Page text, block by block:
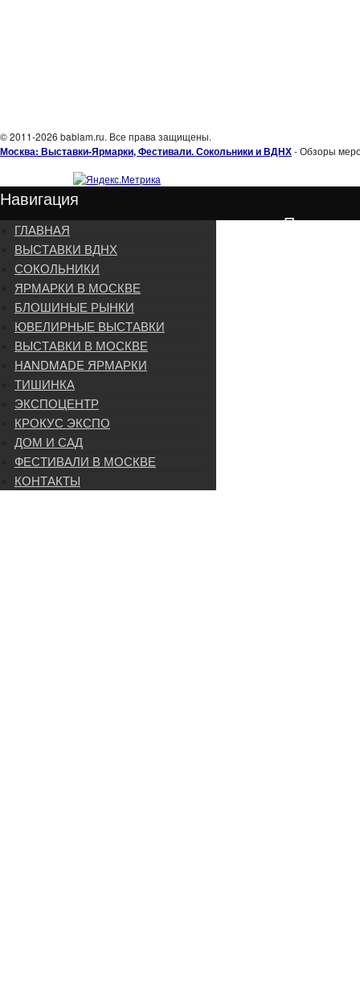
© 2011-2026 bablam.ru. Все права защищены.
Москва: Выставки-Ярмарки, Фестивали. Сокольники и ВДНХ- Обзоры
Навигация
Подписка
ГЛАВНАЯ
ВЫСТАВКИ ВДНХ
СОКОЛЬНИКИ
ЯРМАРКИ В МОСКВЕ
БЛОШИНЫЕ РЫНКИ
ЮВЕЛИРНЫЕ ВЫСТАВКИ
ВЫСТАВКИ В МОСКВЕ
HANDMADE ЯРМАРКИ
ТИШИНКА
ЭКСПОЦЕНТР
КРОКУС ЭКСПО
ДОМ И САД
ФЕСТИВАЛИ В МОСКВЕ
КОНТАКТЫ